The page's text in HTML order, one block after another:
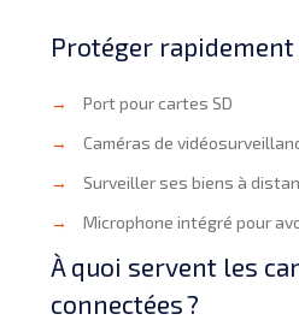
Protéger
→
Port pour cartes SD
→
Caméras de
→
Surveiller ses biens à
→
Microphone intégré pour
À quoi servent les
connectées ?